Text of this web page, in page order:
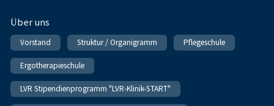
Über uns
Vorstand Struktur / Organigramm Pflegeschule
Ergotherapieschule
LVR Stipendienprogramm "LVR-Klinik-START"